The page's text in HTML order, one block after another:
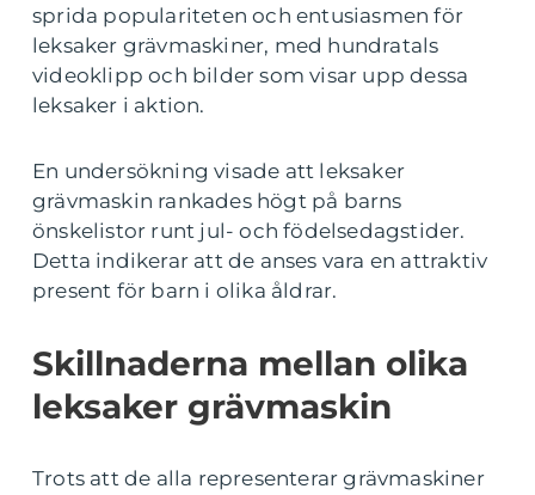
sprida populariteten och entusiasmen för
leksaker grävmaskiner, med hundratals
videoklipp och bilder som visar upp dessa
leksaker i aktion.
En undersökning visade att leksaker
grävmaskin rankades högt på barns
önskelistor runt jul- och födelsedagstider.
Detta indikerar att de anses vara en attraktiv
present för barn i olika åldrar.
Skillnaderna mellan olika
leksaker grävmaskin
Trots att de alla representerar grävmaskiner